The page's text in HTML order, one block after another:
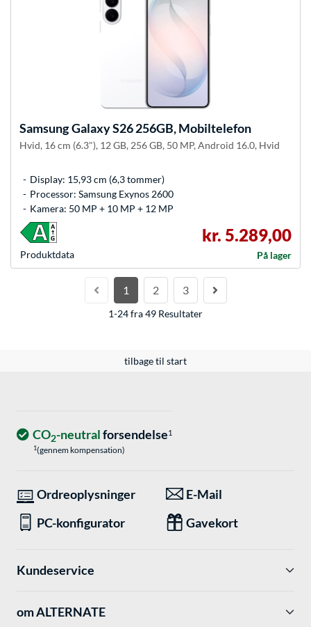
SamsungGalaxy S26 256GB, Mobiltelefon
Hvid, 16 cm (6.3"), 12 GB, 256 GB, 50 MP, Android 16.0, Hvid
Display: 15,93 cm (6,3 tommer)
Processor: Samsung Exynos 2600
Kamera: 50 MP + 10 MP + 12 MP
Produkt­data
kr. 5.289,00
På lager
1 2 3
1-24 fra 49 Resultater
tilbage til start
CO2-neutralforsendelse1
1(gennem kompensation)
Ordreoplysninger
E-Mail
PC-konfigurator
Gavekort
Kundeservice
om ALTERNATE